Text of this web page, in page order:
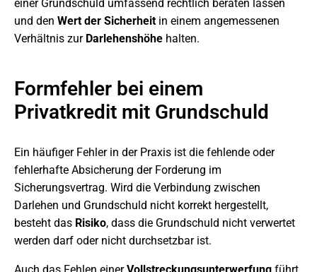
einer Grundschuld umfassend rechtlich beraten lassen
und den Wert der Sicherheit in einem angemessenen
Verhältnis zur Darlehenshöhe halten.
Formfehler bei einem
Privatkredit mit Grundschuld
Ein häufiger Fehler in der Praxis ist die fehlende oder
fehlerhafte Absicherung der Forderung im
Sicherungsvertrag. Wird die Verbindung zwischen
Darlehen und Grundschuld nicht korrekt hergestellt,
besteht das Risiko, dass die Grundschuld nicht verwertet
werden darf oder nicht durchsetzbar ist.